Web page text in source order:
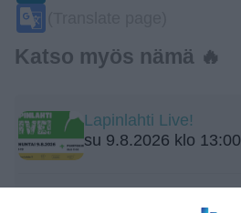
Katso myös nämä 🔥
Lapinlahti Live!
su 9.8.2026 klo 13:00